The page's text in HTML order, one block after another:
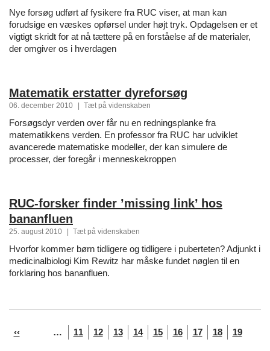
Nye forsøg udført af fysikere fra RUC viser, at man kan
forudsige en væskes opførsel under højt tryk. Opdagelsen er et
vigtigt skridt for at nå tættere på en forståelse af de materialer,
der omgiver os i hverdagen
Matematik erstatter dyreforsøg
06. december 2010 | Tæt på videnskaben
Forsøgsdyr verden over får nu en redningsplanke fra
matematikkens verden. En professor fra RUC har udviklet
avancerede matematiske modeller, der kan simulere de
processer, der foregår i menneskekroppen
RUC-forsker finder ’missing link’ hos
bananfluen
25. august 2010 | Tæt på videnskaben
Hvorfor kommer børn tidligere og tidligere i puberteten? Adjunkt i
medicinalbiologi Kim Rewitz har måske fundet nøglen til en
forklaring hos bananfluen.
Navigér
Forrige
‹‹ … Side
11 Side
12 Side
13 Side
14 Side
15 Side
16 Side
17 Side
18 19